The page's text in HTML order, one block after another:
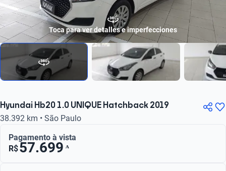
Toca para ver detalles e imperfecciones
Hyundai Hb20 1.0 UNIQUE Hatchback 2019
38.392 km • São Paulo
Pagamento à vista
R$57.699 ᴬ